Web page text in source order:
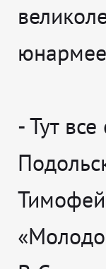
-Тут
Тимофей